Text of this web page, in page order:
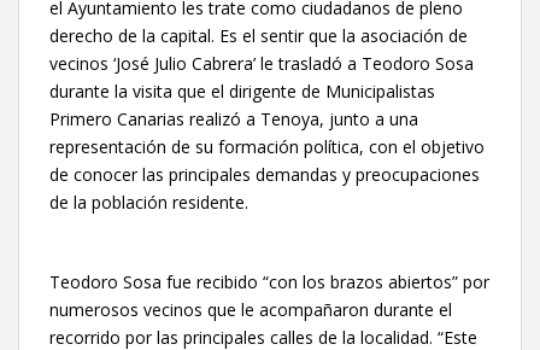
el Ayuntamiento les trate como ciudadanos de pleno
derecho de la capital. Es el sentir que la asociación de
vecinos ‘José Julio Cabrera’ le trasladó a Teodoro Sosa
durante la visita que el dirigente de Municipalistas
Primero Canarias realizó a Tenoya, junto a una
representación de su formación política, con el objetivo
de conocer las principales demandas y preocupaciones
de la población residente.
Teodoro Sosa fue recibido “con los brazos abiertos” por
numerosos vecinos que le acompañaron durante el
recorrido por las principales calles de la localidad. “Este